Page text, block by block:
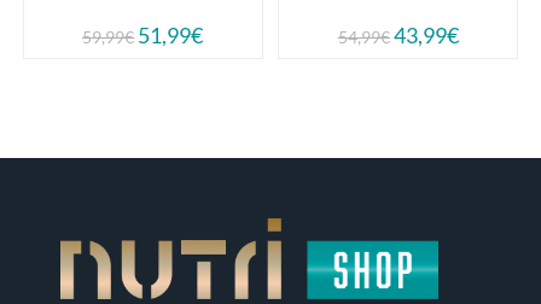
59,99€ 51,99€ 54,99€43,99€